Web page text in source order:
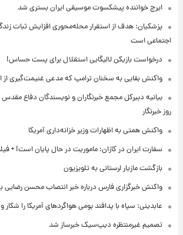
ایرج خواننده پیشکسوت موسیقی ایران بستری شد
پزشکیان: هدف از استقرار محله‌محوری افزایش ثبات
اجتماعی است
درخواست بازیکن لالیگایی استقلال برای پست حساس!
واکنش بقایی به سخنان ترامپ که مدعی غنیمت‌گیری
بیانیه دبیرکل مجمع خبرنگاران و نویسندگان دفاع
روز خبرنگار
واکنش همتی به اظهارات وزیر خزانه‌داری آمریکا
سفارت ایران در کازان: ماموریت در حال پایان است! +
بازگشت مازیار لرستانی به تلویزیون
واکنش خبرگزاری فارس درباره خبر انتصاب محسن رضایی
عابدینی: سپاه با پدافند بومی هواگردهای آمریکا را
تصمیم غیرمنتظره دیپ‌سیک خبرساز شد